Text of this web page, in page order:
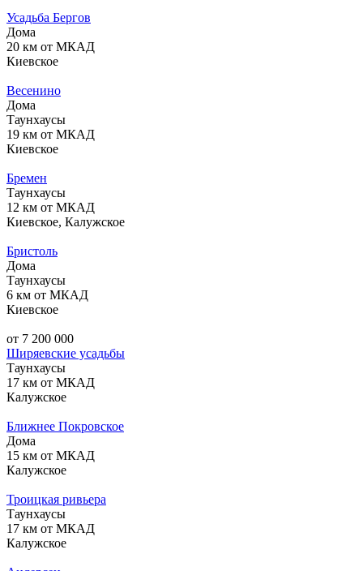
Усадьба Бергов
Дома
20 км от МКАД
Киевское
Весенино
Дома
Таунхаусы
19 км от МКАД
Киевское
Бремен
Таунхаусы
12 км от МКАД
Киевское, Калужское
Бристоль
Дома
Таунхаусы
6 км от МКАД
Киевское
от 7 200 000
Ширяевские усадьбы
Таунхаусы
17 км от МКАД
Калужское
Ближнее Покровское
Дома
15 км от МКАД
Калужское
Троицкая ривьера
Таунхаусы
17 км от МКАД
Калужское